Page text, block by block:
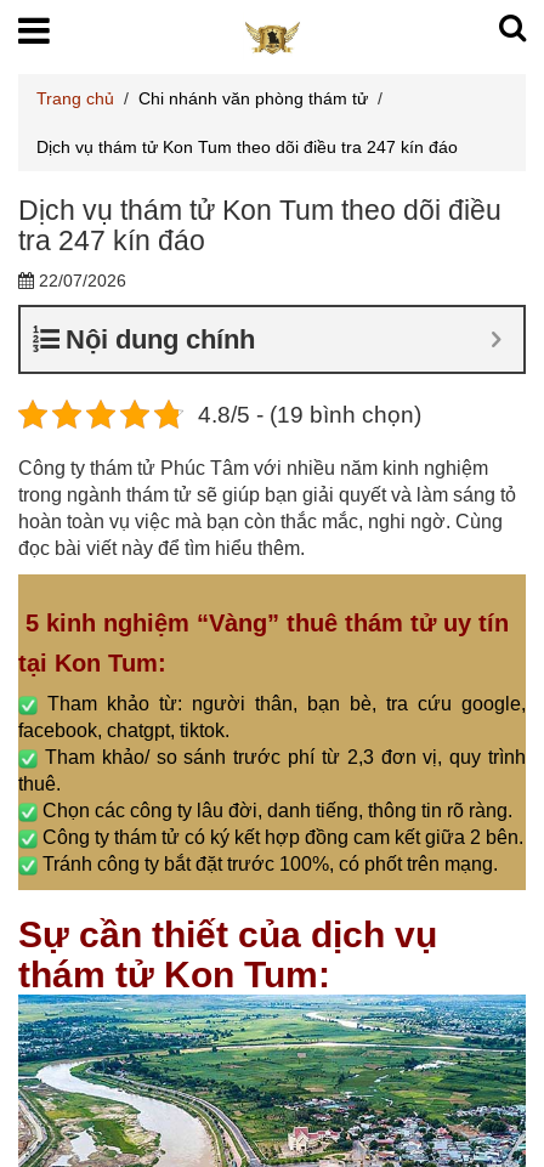
Trang chủ / Chi nhánh văn phòng thám tử /
Dịch vụ thám tử Kon Tum theo dõi điều tra 247 kín đáo
Dịch vụ thám tử Kon Tum theo dõi điều
tra 247 kín đáo
22/07/2026
Nội dung chính
4.8/5 - (19 bình chọn)
Công ty thám tử Phúc Tâm với nhiều năm kinh nghiệm
trong ngành thám tử sẽ giúp bạn giải quyết và làm sáng tỏ
hoàn toàn vụ việc mà bạn còn thắc mắc, nghi ngờ. Cùng
đọc bài viết này để tìm hiểu thêm.
5 kinh nghiệm “Vàng” thuê thám tử uy tín
tại Kon Tum:
Tham khảo từ: người thân, bạn bè, tra cứu google,
facebook, chatgpt, tiktok.
Tham khảo/ so sánh trước phí từ 2,3 đơn vị, quy trình
thuê.
Chọn các công ty lâu đời, danh tiếng, thông tin rõ ràng.
Công ty thám tử có ký kết hợp đồng cam kết giữa 2 bên.
Tránh công ty bắt đặt trước 100%, có phốt trên mạng.
Sự cần thiết của dịch vụ
thám tử Kon Tum: